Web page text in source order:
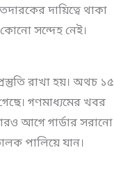
দায়িত্বে থাকা
সন্দেহ নেই।
রাখা হয়। অথচ ১৫
গণমাধ্যমের খবর
আগে গার্ডার সরানো
পালিয়ে যান।